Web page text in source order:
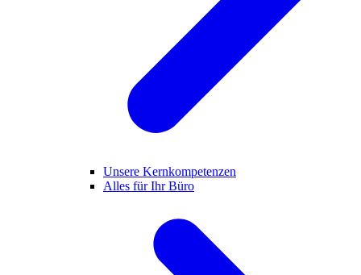
Unsere Kernkompetenzen
Alles für Ihr Büro